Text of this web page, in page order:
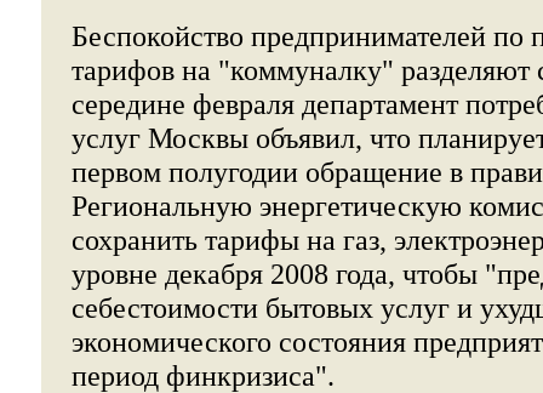
Беспокойство предпринимателей по
тарифов на "коммуналку" разделяют
середине февраля департамент
услуг Москвы объявил, что
первом полугодии обращение в
Региональную энергетическую
сохранить тарифы на газ,
уровне декабря 2008 года, чтобы
себестоимости бытовых услуг и
экономического состояния
период финкризиса".